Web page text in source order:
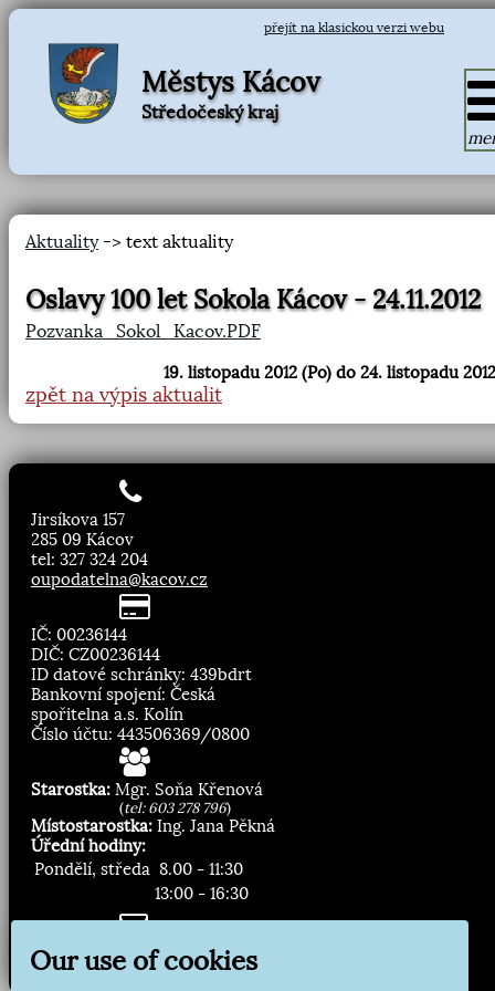
přejít na klasickou verzi webu
Městys Kácov
Středočeský kraj
Aktuality-> text aktuality
Oslavy 100 let Sokola Kácov - 24.11.2012
Pozvanka_Sokol_Kacov.PDF
19. listopadu 2012 (Po) do 24. listopadu
zpět na výpis aktualit
Jirsíkova 157
285 09 Kácov
tel: 327 324 204
oupodatelna@kacov.cz
IČ: 00236144
DIČ: CZ00236144
ID datové schránky: 439bdrt
Bankovní spojení: Česká
spořitelna a.s. Kolín
Číslo účtu: 443506369/0800
Starostka: Mgr. Soňa Křenová
(tel: 603 278 796)
Místostarostka: Ing. Jana Pěkná
Úřední hodiny:
Pondělí, středa 8.00 - 11:30
13:00 - 16:30
Zasílání novinek:
Our use of cookies